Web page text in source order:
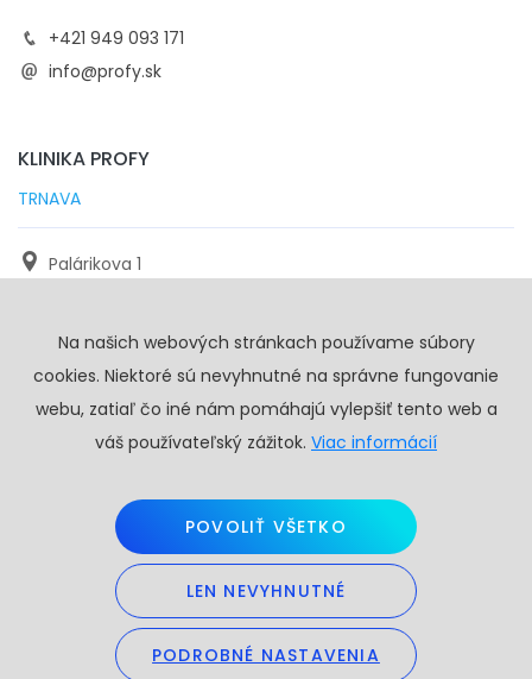
+421 949 093 171
info@profy.sk
KLINIKA PROFY
TRNAVA
Palárikova 1
+421 905 117 923
info@profy.sk
Copyright © 2026. Všetky práva vyhradené.
Obchodné podmienky
Na našich webových stránkach používame súbory
cookies. Niektoré sú nevyhnutné na správne fungovanie
webu, zatiaľ čo iné nám pomáhajú vylepšiť tento web a
váš používateľský zážitok. Viac informácií
PODROBNÉ NASTAVENIA
LEN NEVYHNUTNÉ
POVOLIŤ VŠETKO